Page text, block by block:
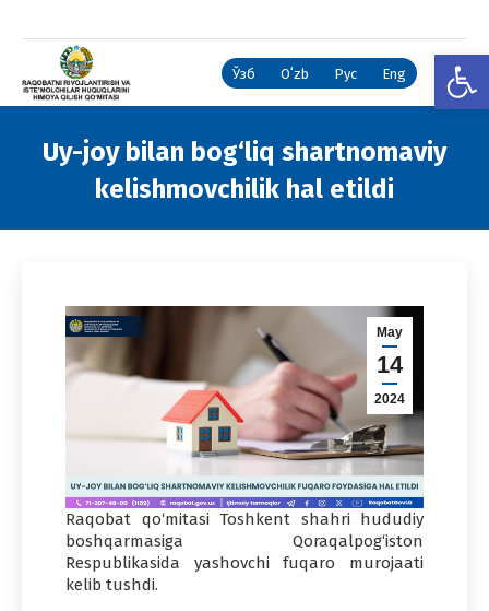
Ўзб Oʻzb Рус Eng
Uy-joy bilan bog‘liq shartnomaviy
kelishmovchilik hal etildi
May
14
2024
Raqobat qo‘mitasi Toshkent shahri hududiy
boshqarmasiga Qoraqalpog‘iston
Respublikasida yashovchi fuqaro murojaati
kelib tushdi.